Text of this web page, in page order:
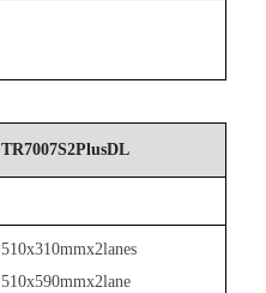
TR7007S2PlusDL
510x310mmx2lanes
510x590mmx2lane